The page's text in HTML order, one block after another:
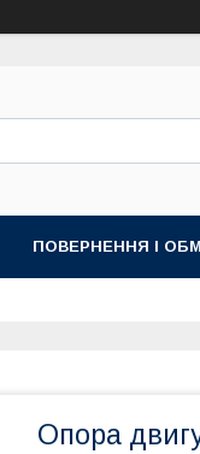
ПОВЕРНЕННЯ І
Опора